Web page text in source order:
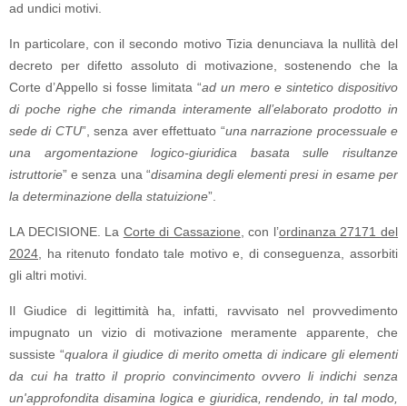
ad undici motivi.
In particolare, con il secondo motivo Tizia denunciava la nullità del
decreto per difetto assoluto di motivazione, sostenendo che la
Corte d’Appello si fosse limitata “ad un mero e sintetico dispositivo
di poche righe che rimanda interamente all’elaborato prodotto in
sede di CTU”, senza aver effettuato “una narrazione processuale e
una argomentazione logico-giuridica basata sulle risultanze
istruttorie” e senza una “disamina degli elementi presi in esame per
la determinazione della statuizione”.
LA DECISIONE. La Corte di Cassazione , con l’ordinanza 27171 del
2024 , ha ritenuto fondato tale motivo e, di conseguenza, assorbiti
gli altri motivi.
Il Giudice di legittimità ha, infatti, ravvisato nel provvedimento
impugnato un vizio di motivazione meramente apparente, che
sussiste “qualora il giudice di merito ometta di indicare gli elementi
da cui ha tratto il proprio convincimento ovvero li indichi senza
un'approfondita disamina logica e giuridica, rendendo, in tal modo,